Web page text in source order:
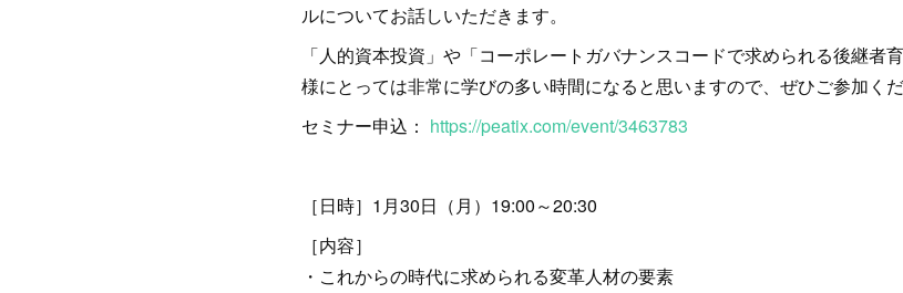
ルについてお話しいただきます。
「人的資本投資」や「コーポレートガバナンスコードで求められる後継者
様にとっては非常に学びの多い時間になると思いますので、ぜひご参加くだ
セミナー申込： https://peatix.com/event/3463783
［日時］1月30日（月）19:00～20:30
［内容］
・これからの時代に求められる変革人材の要素